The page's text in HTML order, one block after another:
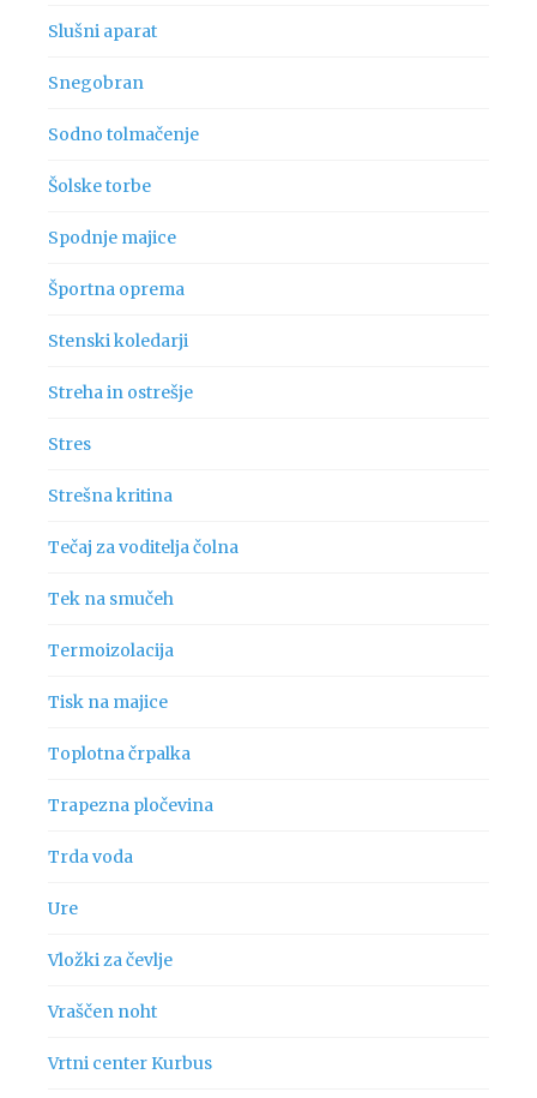
Slušni aparat
Snegobran
Sodno tolmačenje
Šolske torbe
Spodnje majice
Športna oprema
Stenski koledarji
Streha in ostrešje
Stres
Strešna kritina
Tečaj za voditelja čolna
Tek na smučeh
Termoizolacija
Tisk na majice
Toplotna črpalka
Trapezna pločevina
Trda voda
Ure
Vložki za čevlje
Vraščen noht
Vrtni center Kurbus